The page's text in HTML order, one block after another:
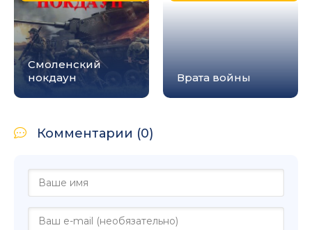
Смоленский
нокдаун
Врата войны
Комментарии (0)